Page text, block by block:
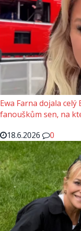
Ewa Farna dojala
fanouškům sen, na
18.6.2026
0